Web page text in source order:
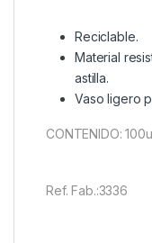
Reciclable.
Material
astilla.
Vaso ligero
CONTENIDO:
Ref. Fab.:3336